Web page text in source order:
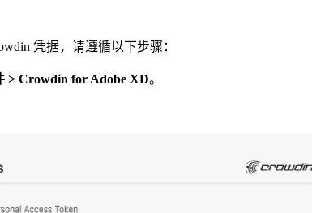
凭据，请遵循以下步骤：
> Crowdin for Adobe XD。